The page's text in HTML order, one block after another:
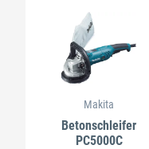
Makita
Betonschleifer
PC5000C